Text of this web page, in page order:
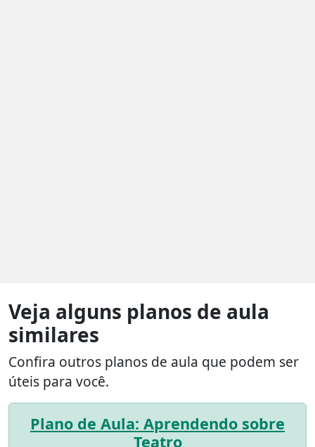
Veja alguns planos de aula
similares
Confira outros planos de aula que podem ser
úteis para você.
Plano de Aula: Aprendendo sobre
Teatro